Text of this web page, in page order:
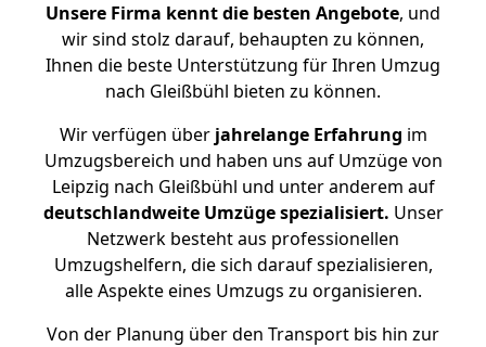
Unsere Firma kennt die besten Angebote, und
wir sind stolz darauf, behaupten zu können,
Ihnen die beste Unterstützung für Ihren Umzug
nach Gleißbühl bieten zu können.
Wir verfügen überjahrelange Erfahrung im
Umzugsbereich und haben uns auf Umzüge von
Leipzig nach Gleißbühl und unter anderem auf
deutschlandweite Umzüge spezialisiert. Unser
Netzwerk besteht aus professionellen
Umzugshelfern, die sich darauf spezialisieren,
alle Aspekte eines Umzugs zu organisieren.
Von der Planung über den Transport bis hin zur